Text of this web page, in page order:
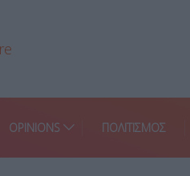
OPINIONS ΠΟΛΙΤΙΣΜΟΣ